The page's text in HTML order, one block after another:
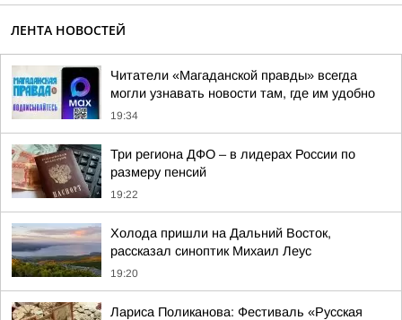
ЛЕНТА НОВОСТЕЙ
Читатели «Магаданской правды» всегда
могли узнавать новости там, где им удобно
19:34
Три региона ДФО – в лидерах России по
размеру пенсий
19:22
Холода пришли на Дальний Восток,
рассказал синоптик Михаил Леус
19:20
Лариса Поликанова: Фестиваль «Русская